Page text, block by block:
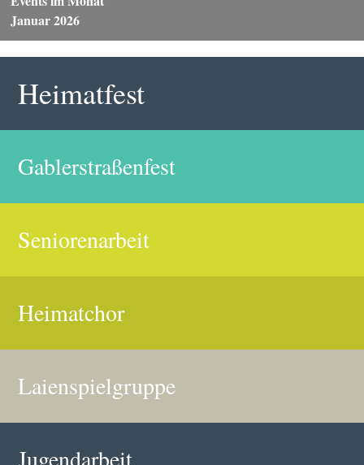
Januar 2026
Heimatfest
Gablerstraßenfest
Seniorenarbeit
Heimatchor
Laienspielgruppe
Jugendarbeit